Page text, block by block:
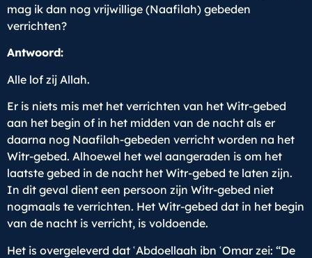
mag ik dan nog vrijwillige (Naafilah) gebeden
verrichten?
Antwoord:
Alle lof zij Allah.
Er is niets mis met het verrichten van het Witr-gebed
aan het begin of in het midden van de nacht als er
daarna nog Naafilah-gebeden verricht worden na het
Witr-gebed. Alhoewel het wel aangeraden is om het
laatste gebed in de nacht het Witr-gebed te laten zijn.
In dit geval dient een persoon zijn Witr-gebed niet
nogmaals te verrichten. Het Witr-gebed dat in het begin
van de nacht is verricht, is voldoende.
Het is overgeleverd dat ʿAbdoellaah ibn ʿOmar zei: “De